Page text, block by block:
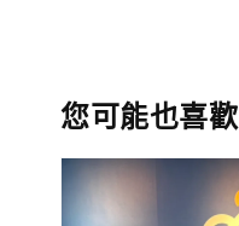
您可能也喜歡